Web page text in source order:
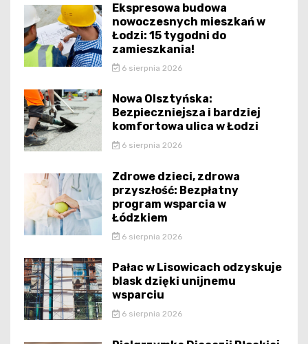
Ekspresowa budowa
nowoczesnych mieszkań w
Łodzi: 15 tygodni do
zamieszkania!
6 sierpnia 2026
Nowa Olsztyńska:
Bezpieczniejsza i bardziej
komfortowa ulica w Łodzi
6 sierpnia 2026
Zdrowe dzieci, zdrowa
przyszłość: Bezpłatny
program wsparcia w
Łódzkiem
6 sierpnia 2026
Pałac w Lisowicach odzyskuje
blask dzięki unijnemu
wsparciu
6 sierpnia 2026